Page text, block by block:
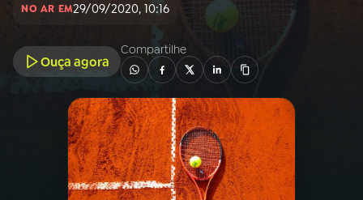
PROGRAMAÇÃO
PROGRAMAS
NO AR EM29/09/2020, 10:16
Ouça agora
Compartilhe